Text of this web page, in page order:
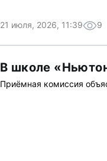
21 июля, 2026, 11:39 9
В школе
Приёмная комиссия